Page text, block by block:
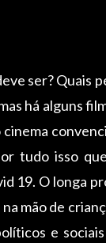
ser? Quais
há alguns
tudo isso que
19. O longa
mão de
e